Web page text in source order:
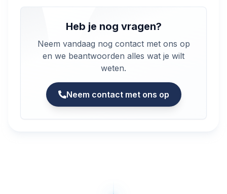
Heb je nog vragen?
Neem vandaag nog contact met ons op
en we beantwoorden alles wat je wilt
weten.
Neem contact met ons op